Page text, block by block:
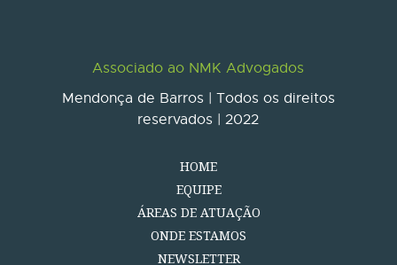
Associado ao NMK Advogados
Mendonça de Barros | Todos os direitos
reservados | 2022
HOME
EQUIPE
ÁREAS DE ATUAÇÃO
ONDE ESTAMOS
NEWSLETTER